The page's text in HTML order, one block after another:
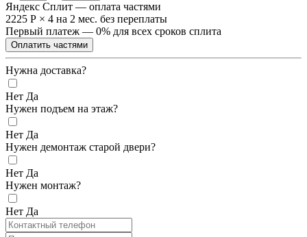
Яндекс Сплит — оплата частями
2225 Р × 4 на 2 мес. без переплаты
Первый платеж — 0% для всех сроков сплита
Оплатить частями
Нужна доставка?
Нет Да
Нужен подъем на этаж?
Нет Да
Нужен демонтаж старой двери?
Нет Да
Нужен монтаж?
Нет Да